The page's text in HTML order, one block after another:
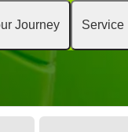
Journey Service